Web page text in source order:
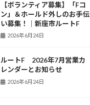
【ボランティア募集】「Fコ
ン」＆ホールド外しのお手伝
い募集！｜新座市ルートF
2026年6月24日
ルートF 2026年7月営業カ
レンダーとお知らせ
2026年6月24日